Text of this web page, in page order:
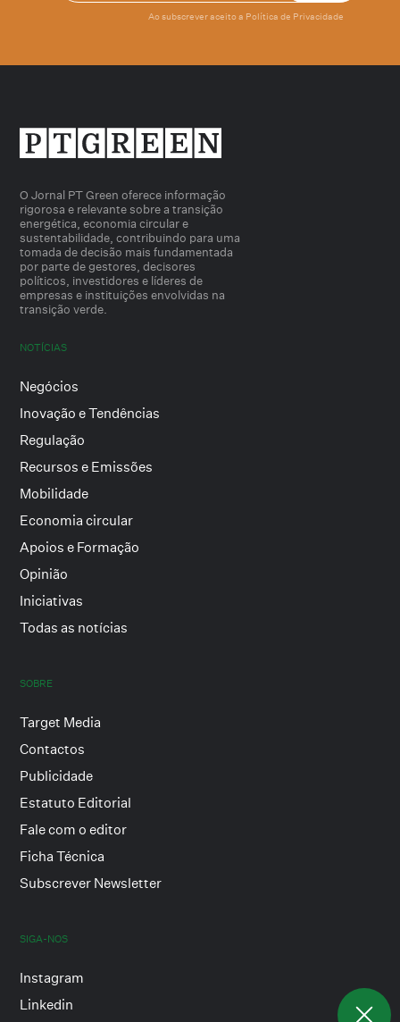
Ao subscrever aceito a Política de Privacidade
O Jornal PT Green oferece informação
rigorosa e relevante sobre a transição
energética, economia circular e
sustentabilidade, contribuindo para uma
tomada de decisão mais fundamentada
por parte de gestores, decisores
políticos, investidores e líderes de
empresas e instituições envolvidas na
transição verde.
NOTÍCIAS
Negócios
Inovação e Tendências
Regulação
Recursos e Emissões
Mobilidade
Economia circular
Apoios e Formação
Opinião
Iniciativas
Todas as notícias
SOBRE
Target Media
Contactos
Publicidade
Estatuto Editorial
Fale com o editor
Ficha Técnica
Subscrever Newsletter
SIGA-NOS
Instagram
Linkedin